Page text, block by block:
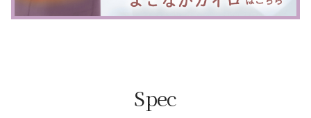
Spec